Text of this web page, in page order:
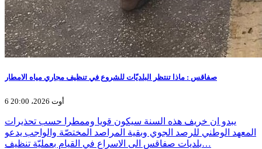
صفاقس : ماذا تنتظر البلديّات للشروع في تنظيف مجاري مياه الامطار
6 أوت 2026، 20:00
يبدو ان خريف هذه السنة سيكون قويا وممطرا حسب تحذيرات
المعهد الوطني للرصد الجوي وبقية المراصد المختصّة والواجب يدعو
بلديات صفاقس الى الاسراع في القيام بعمليّة تنظيف…